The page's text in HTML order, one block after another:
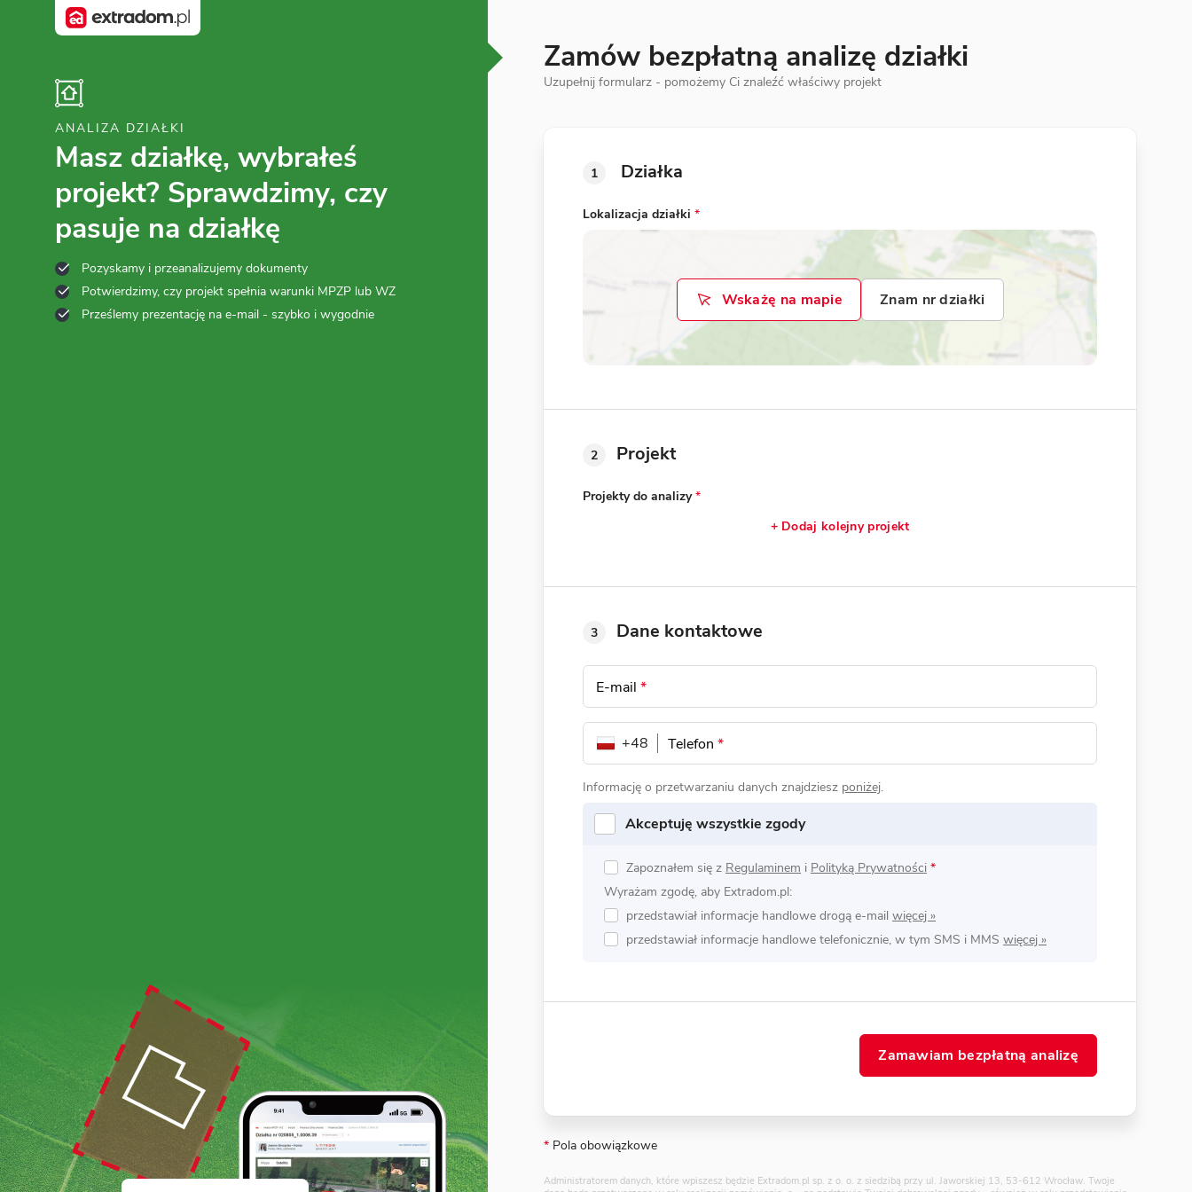
ANALIZA DZIAŁKI
Masz działkę, wybrałeś
projekt? Sprawdzimy, czy
pasuje na działkę
Pozyskamy i przeanalizujemy dokumenty
Potwierdzimy, czy projekt spełnia warunki MPZP lub WZ
Prześlemy prezentację na e-mail - szybko i wygodnie
Zamów bezpłatną analizę działki
Uzupełnij formularz - pomożemy Ci znaleźć właściwy projekt
1 Działka
Lokalizacja działki *
Wskażę na mapie Znam nr działki
2 Projekt
Projekty do analizy *
+ Dodaj kolejny projekt
3 Dane kontaktowe
E-mail *
Telefon *
+48
Informację o przetwarzaniu danych znajdziesz poniżej.
Akceptuję wszystkie zgody
Zapoznałem się z Regulaminem i Polityką Prywatności *
Wyrażam zgodę, aby Extradom.pl:
przedstawiał informacje handlowe drogą e-mail
przedstawiał informacje handlowe telefonicznie, w tym SMS i MMS
Zamawiam bezpłatną analizę
* Pola obowiązkowe
Administratorem danych, które wpiszesz będzie Extradom.pl sp. z o. o. z siedzibą przy ul. Jaworskiej 13, 53-612 Wrocław. Twoje